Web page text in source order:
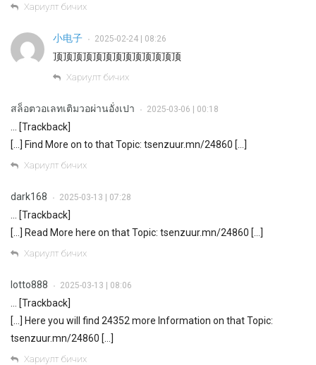
Хариулт бичих
小电子 • 2025-02-24 | 08:26
顶顶顶顶顶顶顶顶顶顶顶顶顶
Хариулт бичих
สล็อตวอเลทเติมวอผ่านอั่งเปา • 2025-03-06 | 00:18
… [Trackback]
[…] Find More on to that Topic: tsenzuur.mn/24860 […]
Хариулт бичих
dark168 • 2025-03-13 | 07:28
… [Trackback]
[…] Read More here on that Topic: tsenzuur.mn/24860 […]
Хариулт бичих
lotto888 • 2025-03-13 | 08:06
… [Trackback]
[…] Here you will find 24352 more Information on that Topic:
tsenzuur.mn/24860 […]
Хариулт бичих